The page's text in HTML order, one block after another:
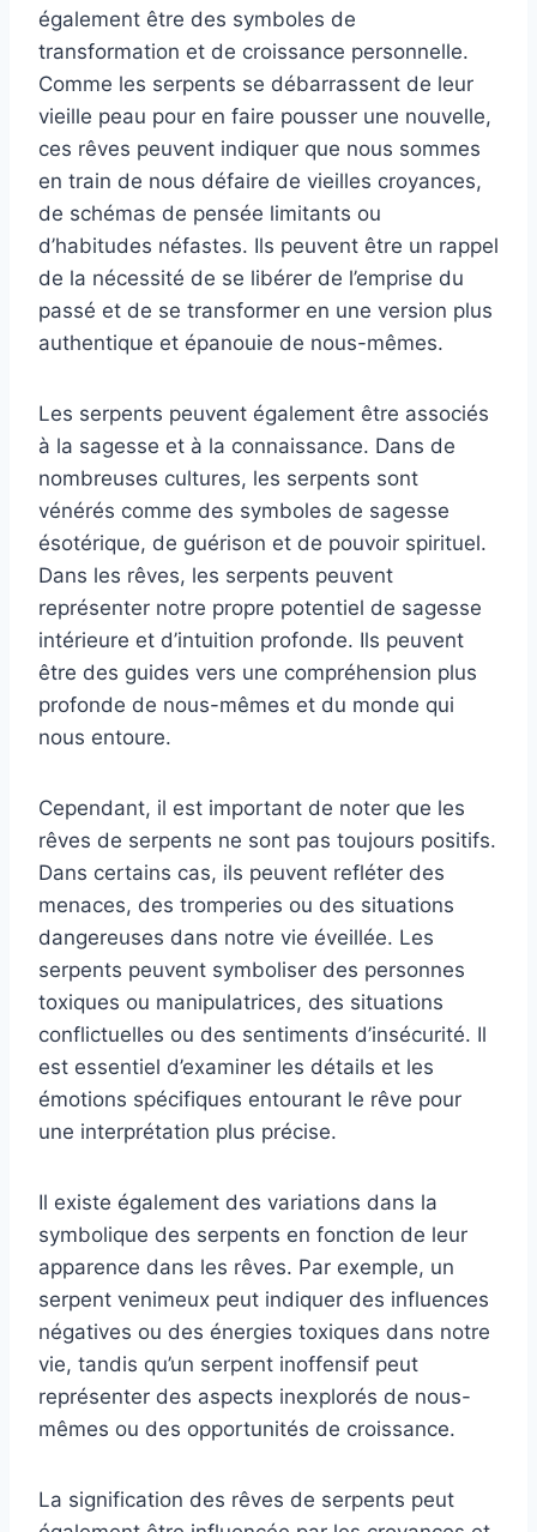
également être des symboles de
transformation et de croissance personnelle.
Comme les serpents se débarrassent de leur
vieille peau pour en faire pousser une nouvelle,
ces rêves peuvent indiquer que nous sommes
en train de nous défaire de vieilles croyances,
de schémas de pensée limitants ou
d’habitudes néfastes. Ils peuvent être un rappel
de la nécessité de se libérer de l’emprise du
passé et de se transformer en une version plus
authentique et épanouie de nous-mêmes.
Les serpents peuvent également être associés
à la sagesse et à la connaissance. Dans de
nombreuses cultures, les serpents sont
vénérés comme des symboles de sagesse
ésotérique, de guérison et de pouvoir spirituel.
Dans les rêves, les serpents peuvent
représenter notre propre potentiel de sagesse
intérieure et d’intuition profonde. Ils peuvent
être des guides vers une compréhension plus
profonde de nous-mêmes et du monde qui
nous entoure.
Cependant, il est important de noter que les
rêves de serpents ne sont pas toujours positifs.
Dans certains cas, ils peuvent refléter des
menaces, des tromperies ou des situations
dangereuses dans notre vie éveillée. Les
serpents peuvent symboliser des personnes
toxiques ou manipulatrices, des situations
conflictuelles ou des sentiments d’insécurité. Il
est essentiel d’examiner les détails et les
émotions spécifiques entourant le rêve pour
une interprétation plus précise.
Il existe également des variations dans la
symbolique des serpents en fonction de leur
apparence dans les rêves. Par exemple, un
serpent venimeux peut indiquer des influences
négatives ou des énergies toxiques dans notre
vie, tandis qu’un serpent inoffensif peut
représenter des aspects inexplorés de nous-
mêmes ou des opportunités de croissance.
La signification des rêves de serpents peut